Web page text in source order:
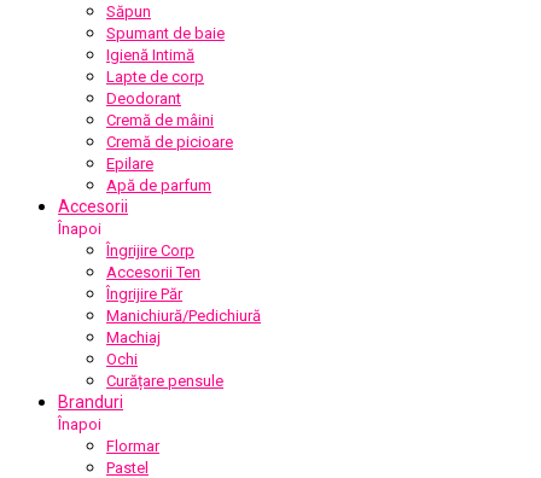
Săpun
Spumant de baie
Igienă Intimă
Lapte de corp
Deodorant
Cremă de mâini
Cremă de picioare
Epilare
Apă de parfum
Accesorii
Înapoi
Îngrijire Corp
Accesorii Ten
Îngrijire Păr
Manichiură/Pedichiură
Machiaj
Ochi
Curățare pensule
Branduri
Înapoi
Flormar
Pastel